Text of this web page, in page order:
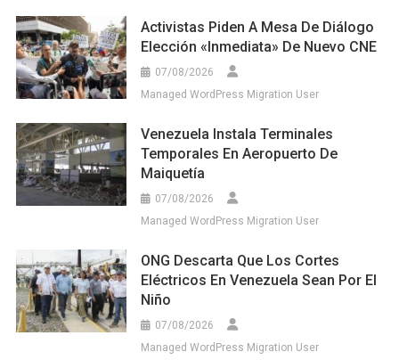
Activistas Piden A Mesa De Diálogo
Elección «inmediata» De Nuevo CNE
07/08/2026
Managed WordPress Migration User
Venezuela Instala Terminales
Temporales En Aeropuerto De
Maiquetía
07/08/2026
Managed WordPress Migration User
ONG Descarta Que Los Cortes
Eléctricos En Venezuela Sean Por El
Niño
07/08/2026
Managed WordPress Migration User